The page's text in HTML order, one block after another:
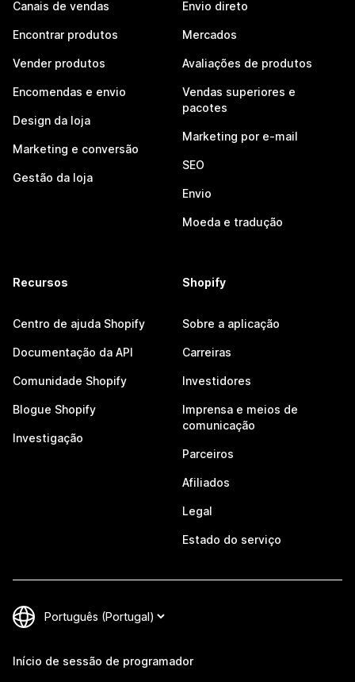
Canais de vendas
Encontrar produtos
Vender produtos
Encomendas e envio
Design da loja
Marketing e conversão
Gestão da loja
Envio direto
Mercados
Avaliações de produtos
Vendas superiores e
pacotes
Marketing por e-mail
SEO
Envio
Moeda e tradução
Recursos
Centro de ajuda Shopify
Documentação da API
Comunidade Shopify
Blogue Shopify
Investigação
Shopify
Sobre a aplicação
Carreiras
Investidores
Imprensa e meios de
comunicação
Parceiros
Afiliados
Legal
Estado do serviço
Início de sessão de programador